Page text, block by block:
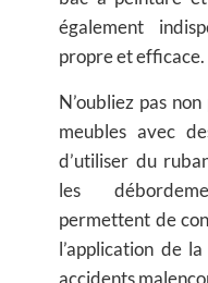
également
propre et efficace.
N’oubliez pas
meubles avec
d’utiliser du
les
permettent de
l’application de
accidents